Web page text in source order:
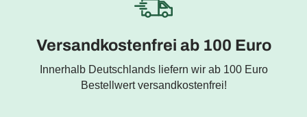
Versandkostenfrei ab 100 Euro
Innerhalb Deutschlands liefern wir ab 100 Euro
Bestellwert versandkostenfrei!